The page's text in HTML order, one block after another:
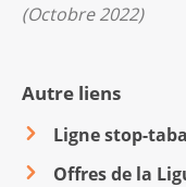
(Octobre 2022)
Autre liens
Ligne stop-
Offres de la